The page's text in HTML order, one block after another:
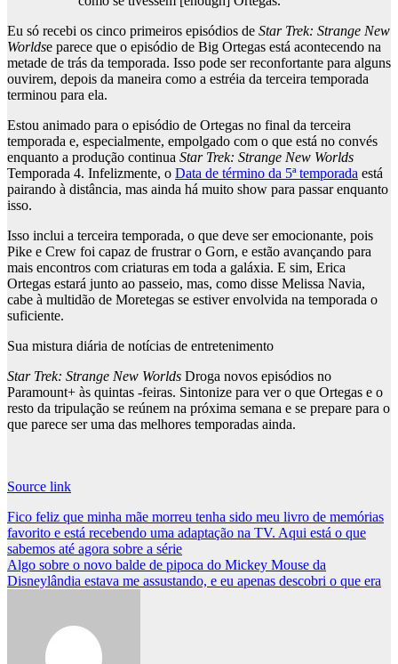
Eu só recebi os cinco primeiros episódios de Star Trek: Strange New
Worldse parece que o episódio de Big Ortegas está acontecendo na
metade de trás da temporada. Isso pode ser reconfortante para alguns
ouvirem, depois da maneira como a estréia da terceira temporada
terminou para ela.
Estou animado para o episódio de Ortegas no final da terceira
temporada e, especialmente, empolgado com o que está no convés
enquanto a produção continua Star Trek: Strange New Worlds
Temporada 4. Infelizmente, o Data de término da 5ª temporada está
pairando à distância, mas ainda há muito show para passar enquanto
isso.
Isso inclui a terceira temporada, o que deve ser emocionante, pois
Pike e Crew foi capaz de frustrar o Gorn, e estão avançando para
mais encontros com criaturas em toda a galáxia. E sim, Erica
Ortegas estará junto ao passeio, mas, como disse Melissa Navia,
cabe à multidão de Moretegas se estiver envolvida na temporada o
suficiente.
Sua mistura diária de notícias de entretenimento
Star Trek: Strange New Worlds Droga novos episódios no
Paramount+ às quintas -feiras. Sintonize para ver o que Ortegas e o
resto da tripulação se reúnem na próxima semana e se prepare para o
que parece ser uma das melhores temporadas ainda.
Source link
Post
navigation
Fico feliz que minha mãe morreu tenha sido meu livro de memórias
favorito e está recebendo uma adaptação na TV. Aqui está o que
sabemos até agora sobre a série
Algo sobre o novo balde de pipoca do Mickey Mouse da
Disneylândia estava me assustando, e eu apenas descobri o que era